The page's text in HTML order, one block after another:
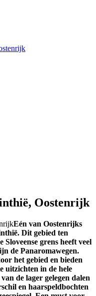
Oostenrijk
Eén van Oostenrijks
Dit gebied ten
grens heeft veel
de Panaromawegen.
het gebied en bieden
uitzichten in de hele
de lager gelegen dalen
en haarspeldbochten